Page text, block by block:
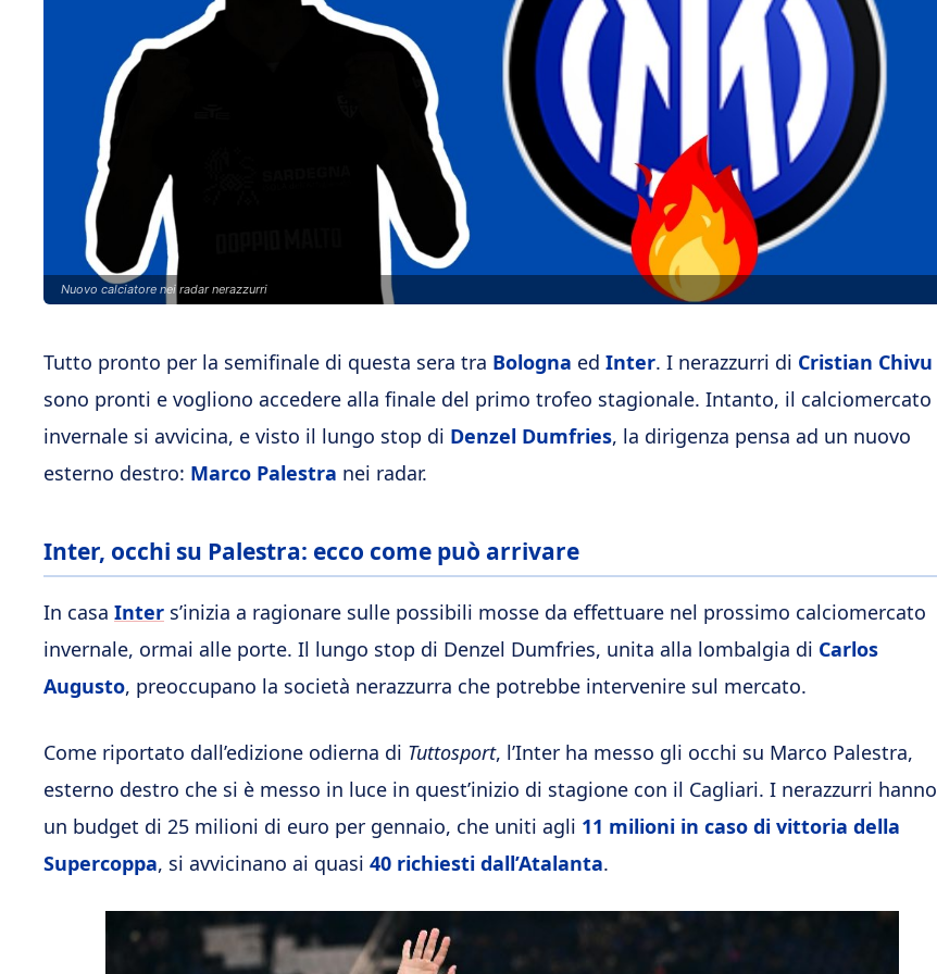
Nuovo calciatore nei radar nerazzurri
Tutto pronto per la semifinale di questa sera tra Bologna ed Inter. I nerazzurri di Cristian Chivu
sono pronti e vogliono accedere alla finale del primo trofeo stagionale. Intanto, il calciomercato
invernale si avvicina, e visto il lungo stop di Denzel Dumfries, la dirigenza pensa ad un nuovo
esterno destro: Marco Palestra nei radar.
Inter, occhi su Palestra: ecco come può arrivare
In casa Inter s’inizia a ragionare sulle possibili mosse da effettuare nel prossimo calciomercato
invernale, ormai alle porte. Il lungo stop di Denzel Dumfries, unita alla lombalgia di Carlos
Augusto, preoccupano la società nerazzurra che potrebbe intervenire sul mercato.
Come riportato dall’edizione odierna di Tuttosport, l’Inter ha messo gli occhi su Marco Palestra,
esterno destro che si è messo in luce in quest’inizio di stagione con il Cagliari. I nerazzurri hanno
un budget di 25 milioni di euro per gennaio, che uniti agli 11 milioni in caso di vittoria della
Supercoppa, si avvicinano ai quasi 40 richiesti dall’Atalanta.